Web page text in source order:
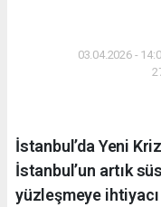
03.04.2026 -
İstanbul’da Yeni
İstanbul’un artık
yüzleşmeye